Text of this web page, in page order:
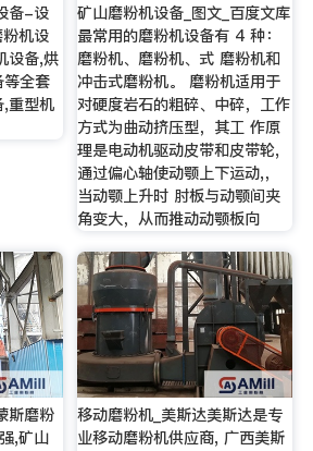
备-设
机设
设备,烘
等全套
重型机
矿山磨粉机设备_图文_百度文库
最常用的磨粉机设备有 4 种：
磨粉机、磨粉机、式 磨粉机和
冲击式磨粉机。 磨粉机适用于
对硬度岩石的粗碎、中碎，工作
方式为曲动挤压型，其工 作原
理是电动机驱动皮带和皮带轮,
通过偏心轴使动颚上下运动,，
当动颚上升时 肘板与动颚间夹
角变大，从而推动动颚板向
斯磨粉
,矿山
移动磨粉机_美斯达美斯达是专
业移动磨粉机供应商, 广西美斯